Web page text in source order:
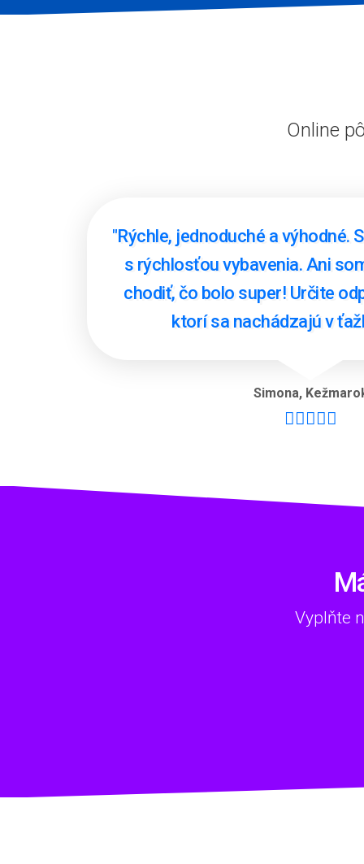
Online
"Rýchle, jednoduché a výhodné.
s rýchlosťou vybavenia. Ani
chodiť, čo bolo super! Určite
ktorí sa nachádzajú v
Simona,

Vyplňte